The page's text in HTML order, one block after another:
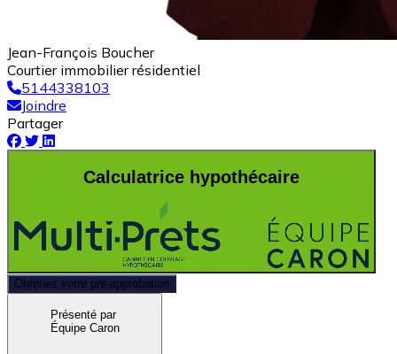
Jean-François Boucher
Courtier immobilier résidentiel
5144338103
Joindre
Partager
Calculatrice hypothécaire
Obtenez votre pré-approbation
Présenté par
Équipe Caron